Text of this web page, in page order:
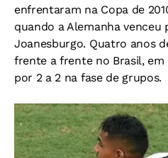
enfrentaram na Copa de
quando a Alemanha venceu
Joanesburgo. Quatro anos
frente a frente no Brasil,
por 2 a 2 na fase de grupos.